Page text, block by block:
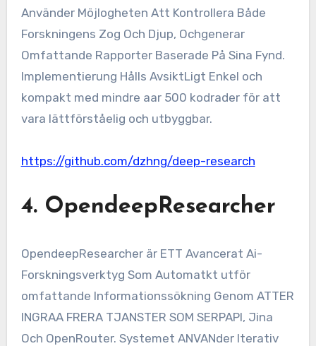
Använder Möjlogheten Att Kontrollera Både
Forskningens Zog Och Djup, Ochgenerar
Omfattande Rapporter Baserade På Sina Fynd.
Implementierung Hålls AvsiktLigt Enkel och
kompakt med mindre aar 500 kodrader för att
vara lättförståelig och utbyggbar.
https://github.com/dzhng/deep-research
4. OpendeepResearcher
OpendeepResearcher är ETT Avancerat Ai-
Forskningsverktyg Som Automatkt utför
omfattande Informationssökning Genom ATTER
INGRAA FRERA TJANSTER SOM SERPAPI, Jina
Och OpenRouter. Systemet ANVANder Iterativ